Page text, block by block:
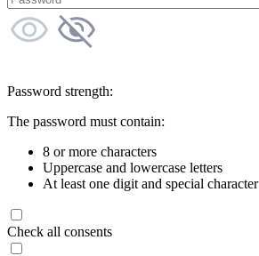
Password strength:
The password must contain:
8 or more characters
Uppercase and lowercase letters
At least one digit and special character
Check all consents